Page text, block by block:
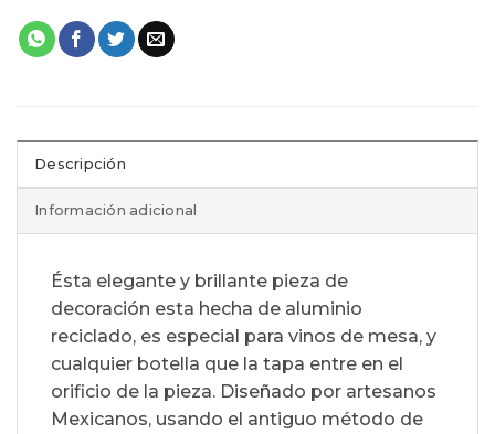
Descripción
Información adicional
Ésta elegante y brillante pieza de
decoración esta hecha de aluminio
reciclado, es especial para vinos de mesa, y
cualquier botella que la tapa entre en el
orificio de la pieza. Diseñado por artesanos
Mexicanos, usando el antiguo método de